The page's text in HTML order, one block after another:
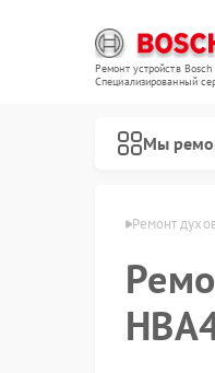
Ремонт устройств Bosch
Специализированный
Мы
Ремонт